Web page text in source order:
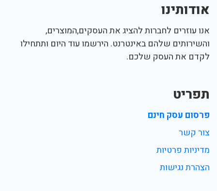
אודותינו
אנו עוזרים לחברות להציג את העסקים,המוצרים,
והשירותים שלהם באינטרנט. הירשמו עוד היום ותתחילו
לקדם את העסק שלכם.
תפריט
פרסום עסק חינם
צור קשר
מדיניות פרטיות
הצהרת נגישות